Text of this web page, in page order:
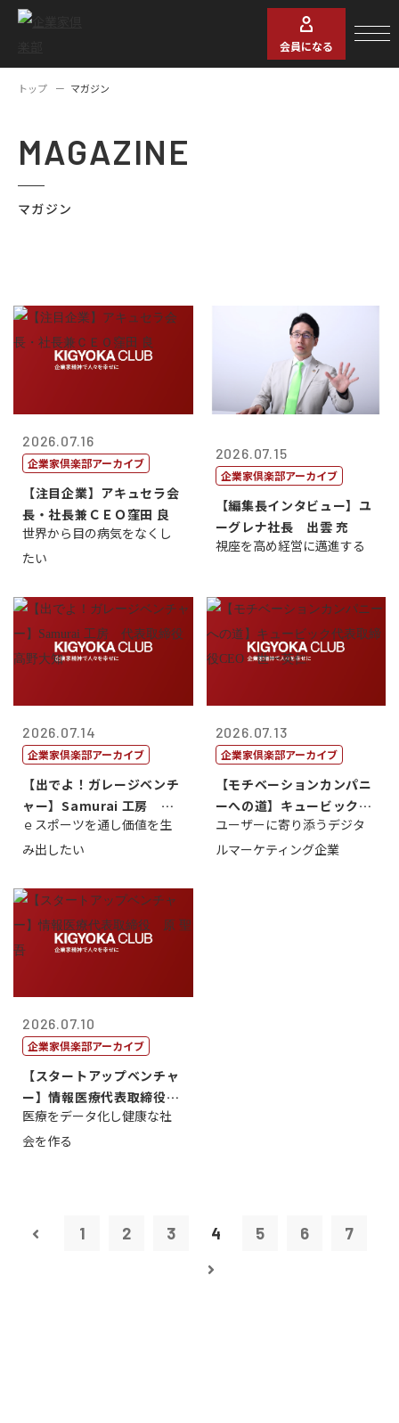
会員になる
トップ マガジン
MAGAZINE
マガジン
2026.07.16
企業家倶楽部アーカイブ
【注目企業】アキュセラ会
長・社長兼ＣＥＯ窪田 良
世界から目の病気をなくし
たい
2026.07.15
企業家倶楽部アーカイブ
【編集長インタビュー】ユ
ーグレナ社長 出雲 充
視座を高め経営に邁進する
2026.07.14
企業家倶楽部アーカイブ
【出でよ！ガレージベンチ
ャー】Samurai 工房 代
表取締...
ｅスポーツを通し価値を生
み出したい
2026.07.13
企業家倶楽部アーカイブ
【モチベーションカンパニ
ーへの道】キュービック代
表取締役CE...
ユーザーに寄り添うデジタ
ルマーケティング企業
2026.07.10
企業家倶楽部アーカイブ
【スタートアップベンチャ
ー】情報医療代表取締役
原 聖吾
医療をデータ化し健康な社
会を作る
1 2 3 4 5 6 7